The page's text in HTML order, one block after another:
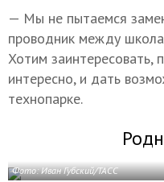
— Мы не пытаемся
проводник между
Хотим заинтересовать,
интересно, и дать
технопарке.
Фото: Иван Губский/ТАСС